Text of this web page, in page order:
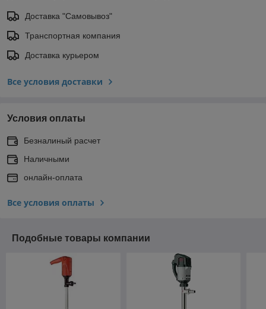
Доставка "Самовывоз"
Транспортная компания
Доставка курьером
Все условия доставки
Условия оплаты
Безналиный расчет
Наличными
онлайн-оплата
Все условия оплаты
Подобные товары компании